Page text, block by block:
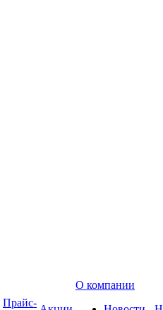
Прайс-
О компании